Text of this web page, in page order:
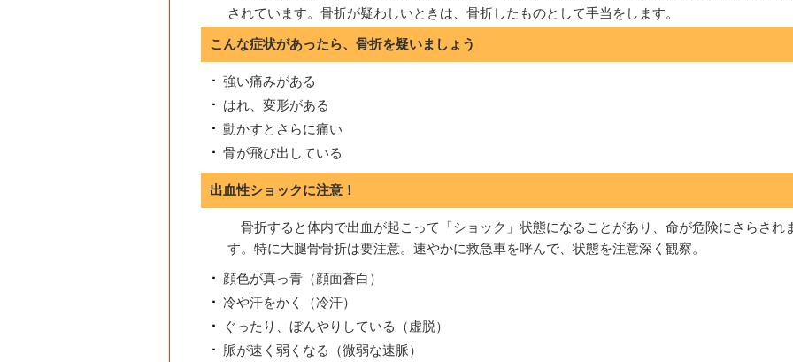
されています。骨折が疑わしいときは、骨折したものとして手当をします。
こんな症状があったら、骨折を疑いましょう
強い痛みがある
はれ、変形がある
動かすとさらに痛い
骨が飛び出している
出血性ショックに注意！
骨折すると体内で出血が起こって「ショック」状態になることがあり、命が危険にさらされ
す。特に大腿骨骨折は要注意。速やかに救急車を呼んで、状態を注意深く観察。
顔色が真っ青（顔面蒼白）
冷や汗をかく（冷汗）
ぐったり、ぼんやりしている（虚脱）
脈が速く弱くなる（微弱な速脈）